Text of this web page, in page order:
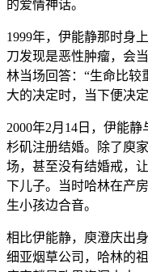
的爱情神话。
1999年，伊能静那时身
刀发现是恶性肿瘤，会
林当场回答：“生命比较
大的决定时，当下便决
2000年2月14日，伊能
杉矶注册结婚。除了庾
场，甚至没有结婚戒，
下儿子。当时哈林在产
生小孩边合音。
相比伊能静，庾澄庆出
细亚烟草公司，哈林的